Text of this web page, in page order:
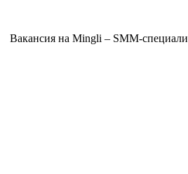
Вакансия на Mingli – SMM-